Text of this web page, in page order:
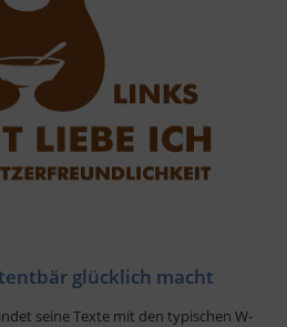
glücklich macht
seine Texte mit den typischen W-